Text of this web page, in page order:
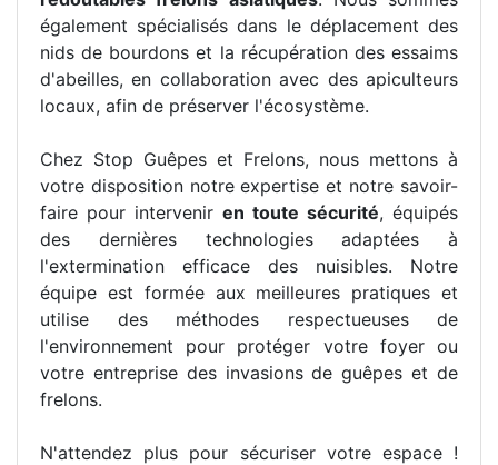
également spécialisés dans le déplacement des
nids de bourdons et la récupération des essaims
d'abeilles, en collaboration avec des apiculteurs
locaux, afin de préserver l'écosystème.
Chez Stop Guêpes et Frelons, nous mettons à
votre disposition notre expertise et notre savoir-
faire pour intervenir en toute sécurité, équipés
des dernières technologies adaptées à
l'extermination efficace des nuisibles. Notre
équipe est formée aux meilleures pratiques et
utilise des méthodes respectueuses de
l'environnement pour protéger votre foyer ou
votre entreprise des invasions de guêpes et de
frelons.
N'attendez plus pour sécuriser votre espace !